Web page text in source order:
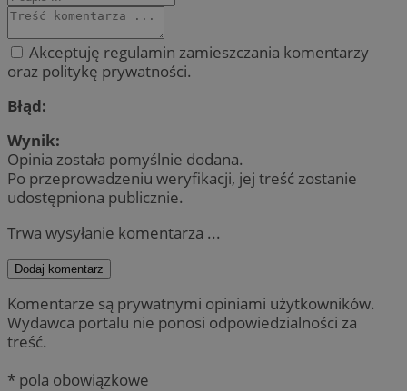
Akceptuję regulamin zamieszczania komentarzy
oraz politykę prywatności.
Błąd:
Wynik:
Opinia została pomyślnie dodana.
Po przeprowadzeniu weryfikacji, jej treść zostanie
udostępniona publicznie.
Trwa wysyłanie komentarza ...
Dodaj komentarz
Komentarze są prywatnymi opiniami użytkowników.
Wydawca portalu nie ponosi odpowiedzialności za
treść.
* pola obowiązkowe